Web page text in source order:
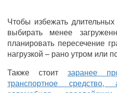
Чтобы избежать
выбирать менее
планировать пересечение
нагрузкой – рано утром или
Также стоит заранее
транспортное